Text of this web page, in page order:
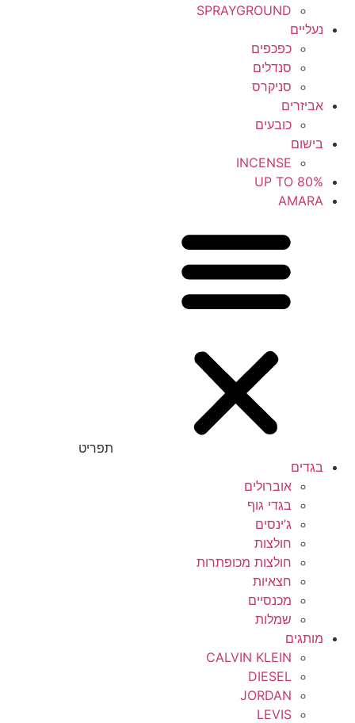
SPRAYGROUND
נעליים
כפכפים
סנדלים
סניקרס
אביזרים
כובעים
בישום
INCENSE
UP TO 80%
AMARA
תפריט
בגדים
אוברולים
בגדי גוף
ג’ינסים
חולצות
חולצות מכופתרות
חצאיות
מכנסיים
שמלות
מותגים
CALVIN KLEIN
DIESEL
JORDAN
LEVIS